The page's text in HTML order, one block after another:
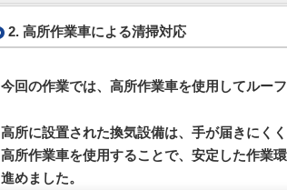
2. 高所作業車による清掃対応
今回の作業では、高所作業車を使用してルー
高所に設置された換気設備は、手が届きにく
高所作業車を使用することで、安定した作業
進めました。